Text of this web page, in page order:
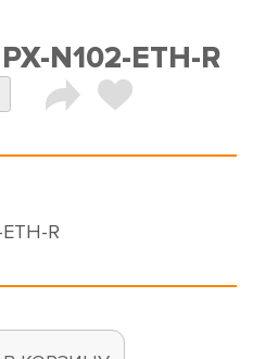
N102-ETH-R
R